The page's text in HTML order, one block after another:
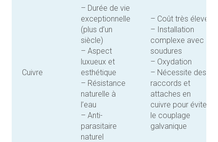
Cuivre
– Durée de vie
exceptionnelle
(plus d’un
siècle)
– Aspect
luxueux et
esthétique
– Résistance
naturelle à
l’eau
– Anti-
parasitaire
naturel
– Coût très élevé
– Installation
complexe avec
soudures
– Oxydation
– Nécessite des
raccords et
attaches en
cuivre pour éviter
le couplage
galvanique